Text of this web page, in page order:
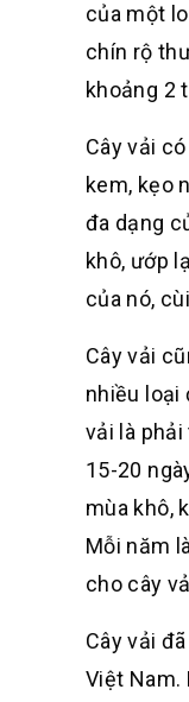
của một
chín rộ
khoảng 2
Cây vải
kem, kẹo
đa dạng
khô, ướp
của nó,
Cây vải
nhiều loại
vải là
15-20
mùa khô,
Mỗi năm
cho cây
Cây vải
Việt Nam.